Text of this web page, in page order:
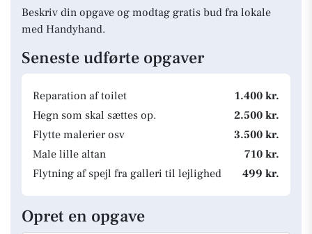
Beskriv din opgave og modtag gratis bud fra lokale
med Handyhand.
Seneste udførte opgaver
Reparation af toilet
1.400 kr.
Hegn som skal sættes op.
2.500 kr.
Flytte malerier osv
3.500 kr.
Male lille altan
710 kr.
Flytning af spejl fra galleri til lejlighed
499 kr.
Opret en opgave